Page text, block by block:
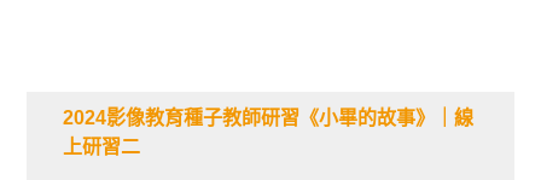
2024影像教育種子教師研習《小畢的故事》｜線
上研習二